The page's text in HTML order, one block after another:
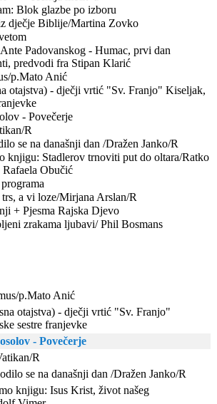
Blok glazbe po izboru
dječje Biblije/Martina Zovko
Padovanskog - Humac, prvi dan
predvodi fra Stipan Klarić
p.Mato Anić
otajstva) - dječji vrtić "Sv. Franjo" Kiseljak,
- Povečerje
R
se na današnji dan /Dražen Janko/R
knjigu: Stadlerov trnoviti put do oltara/Ratko
Rafaela Obučić
trs, a vi loze/Mirjana Arslan/R
+ Pjesma Rajska Djevo
zrakama ljubavi/ Phil Bosmans
p.Mato Anić
otajstva) - dječji vrtić "Sv. Franjo"
sestre franjevke
- Povečerje
R
se na današnji dan /Dražen Janko/R
knjigu: Isus Krist, život našeg